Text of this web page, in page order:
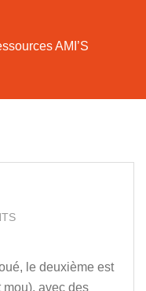
AMI’S
le deuxième est
mou), avec des